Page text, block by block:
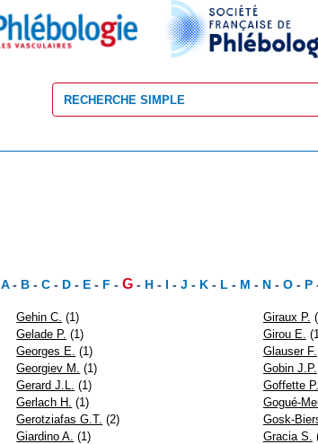
A- B -C - D - E - F -G - H - I -J - K - L - M - N -O - P
Gehin C. (1)
Gelade P. (1)
Georges E. (1)
Georgiev M. (1)
Gerard J.L. (1)
Gerlach H. (1)
Gerotziafas G.T. (2)
Giardino A. (1)
Giraux P.
Girou E.
Glauser F.
Gobin J.P.
Goffette P.
Gogué-
Gosk-
Gracia S.